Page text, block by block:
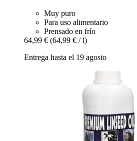
Muy puro
Para uso alimentario
Prensado en frío
64,99 € (64,99 € / l)
Entrega hasta el 19 agosto